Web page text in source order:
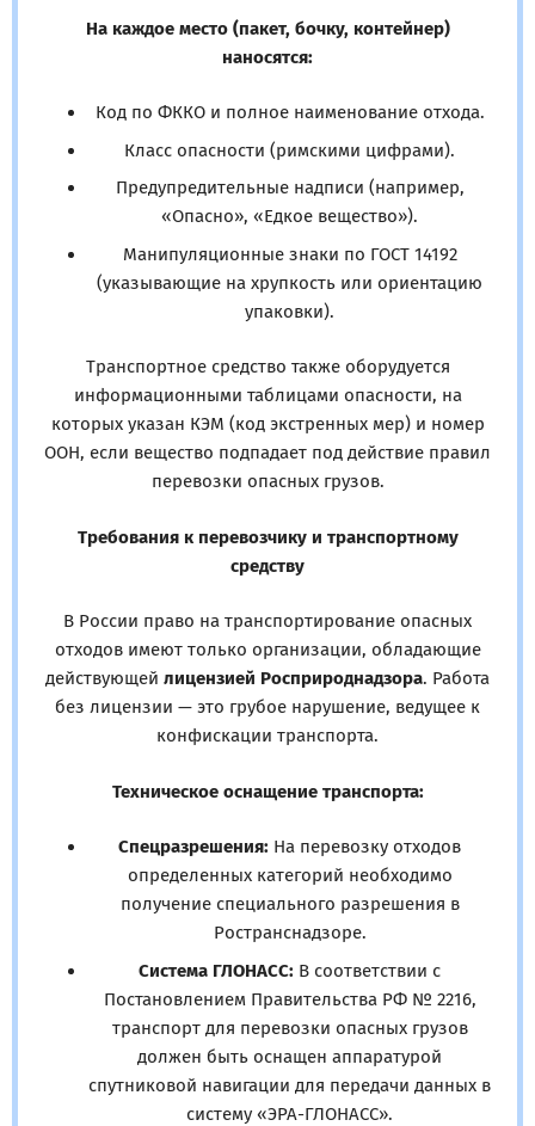
На каждое место (пакет, бочку, контейнер)
наносятся:
Код по ФККО и полное наименование отхода.
Класс опасности (римскими цифрами).
Предупредительные надписи (например,
«Опасно», «Едкое вещество»).
Манипуляционные знаки по ГОСТ 14192
(указывающие на хрупкость или ориентацию
упаковки).
Транспортное средство также оборудуется
информационными таблицами опасности, на
которых указан КЭМ (код экстренных мер) и номер
ООН, если вещество подпадает под действие правил
перевозки опасных грузов.
Требования к перевозчику и транспортному
средству
В России право на транспортирование опасных
отходов имеют только организации, обладающие
действующей лицензией Росприроднадзора. Работа
без лицензии — это грубое нарушение, ведущее к
конфискации транспорта.
Техническое оснащение транспорта:
Спецразрешения: На перевозку отходов
определенных категорий необходимо
получение специального разрешения в
Ространснадзоре.
Система ГЛОНАСС: В соответствии с
Постановлением Правительства РФ № 2216,
транспорт для перевозки опасных грузов
должен быть оснащен аппаратурой
спутниковой навигации для передачи данных в
систему «ЭРА-ГЛОНАСС».